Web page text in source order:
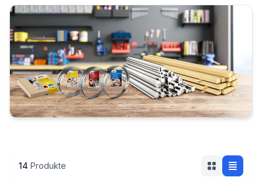
Alfra RCP 150
14 Produkte